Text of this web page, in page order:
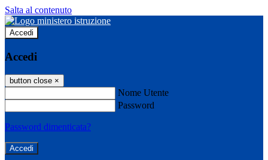
Salta al contenuto
Accedi
Accedi
button close ×
Nome Utente
Password
Password dimenticata?